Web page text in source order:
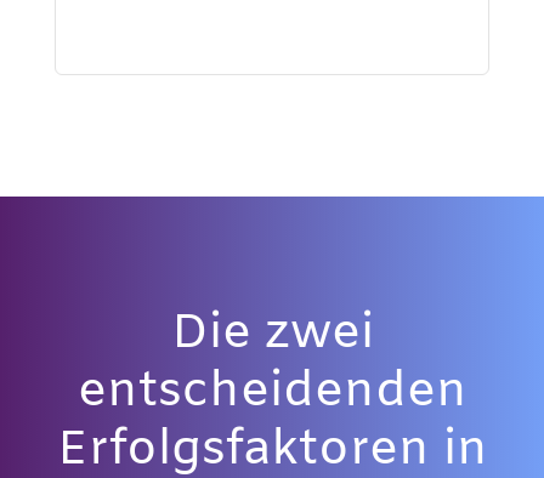
Die zwei
entscheidenden
Erfolgsfaktoren in